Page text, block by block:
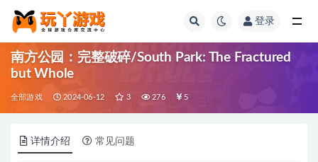
登录
南方公园：完整破碎/South Park: The Fractured
but Whole
全部游戏 2024-06-12 3 276 5
详情介绍 常见问题